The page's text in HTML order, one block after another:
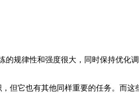
规律性和强度很大，同时保持优化
但它也有其他同样重要的任务。而